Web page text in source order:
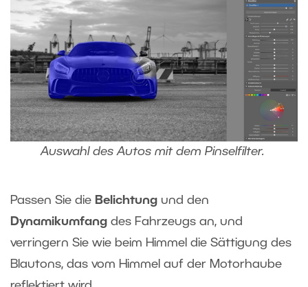
Auswahl des Autos mit dem Pinselfilter.
Passen Sie die Belichtung und den
Dynamikumfang des Fahrzeugs an, und
verringern Sie wie beim Himmel die Sättigung des
Blautons, das vom Himmel auf der Motorhaube